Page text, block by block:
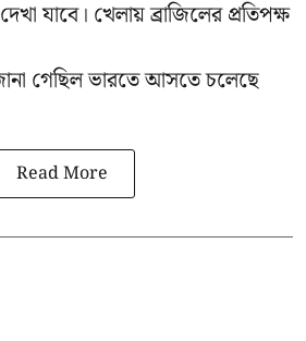
যাবে। খেলায় ব্রাজিলের প্রতিপক্ষ
গেছিল ভারতে আসতে চলেছে
Read More